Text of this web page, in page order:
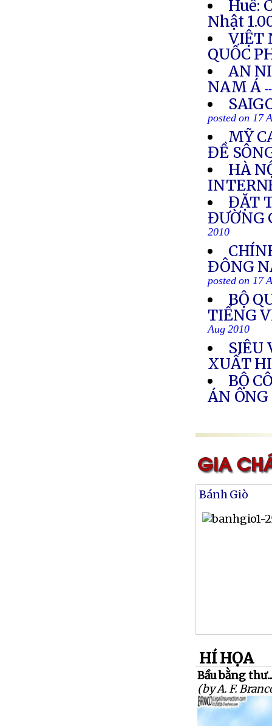
Huế:
Nhật
VIỆT
QUỐC
AN
NAM Á
posted on 17
MỸ
ĐỀ
HÀ
ĐẶT
ĐƯỜNG
2010
ÐÔNG
posted on 17
BỘ
TIẾNG
Aug 2010
SIÊU
XUẤT
BỘ
ÁN
Bánh Giò
HÍ HỌA
Bầu bằng
(by A. F.